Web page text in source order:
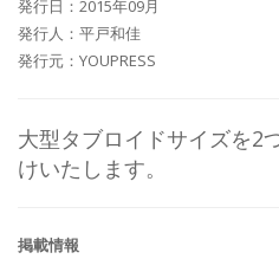
発行日：2015年09月
発行人：平戸和佳
発行元：YOUPRESS
大型タブロイドサイズを2
けいたします。
掲載情報